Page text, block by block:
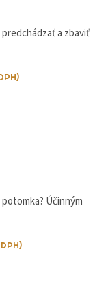
a zbaviť
Účinným